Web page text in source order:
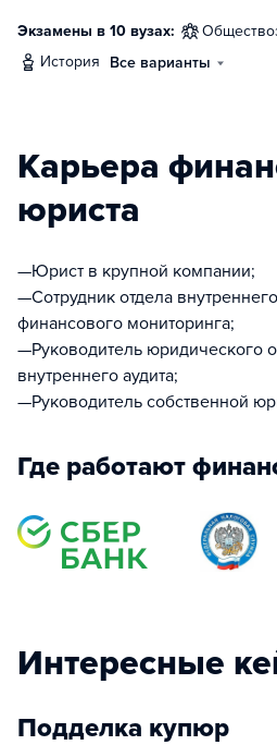
Экзамены в 10 вузах:
история
Все варианты
Карьера
юриста
—Юрист в крупной компании;
—Сотрудник отдела
финансового мониторинга;
—Руководитель юридического
внутреннего аудита;
—Руководитель собственной
Где работают
Интересные
Подделка купюр